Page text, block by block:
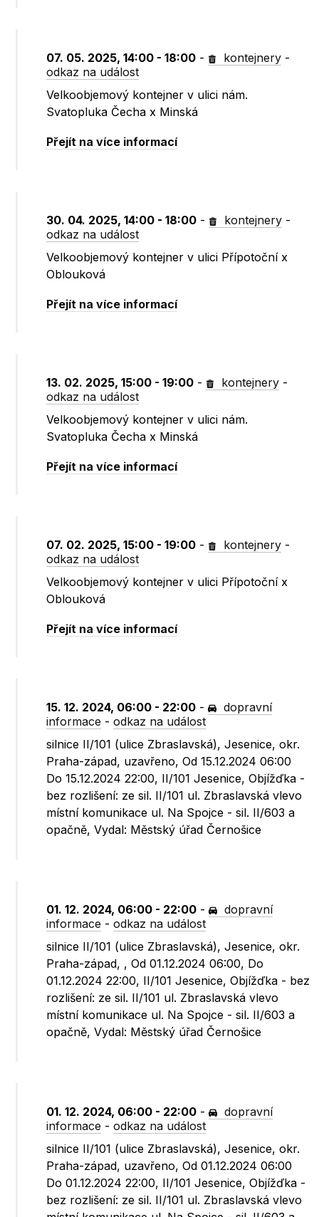
07. 05. 2025, 14:00 - 18:00 - kontejnery -
odkaz na událost
Velkoobjemový kontejner v ulici nám.
Svatopluka Čecha x Minská
Přejít na více informací
30. 04. 2025, 14:00 - 18:00 - kontejnery -
odkaz na událost
Velkoobjemový kontejner v ulici Přípotoční x
Oblouková
Přejít na více informací
13. 02. 2025, 15:00 - 19:00 - kontejnery -
odkaz na událost
Velkoobjemový kontejner v ulici nám.
Svatopluka Čecha x Minská
Přejít na více informací
07. 02. 2025, 15:00 - 19:00 - kontejnery -
odkaz na událost
Velkoobjemový kontejner v ulici Přípotoční x
Oblouková
Přejít na více informací
15. 12. 2024, 06:00 - 22:00 -
dopravní
informace -odkaz na událost
silnice II/101 (ulice Zbraslavská), Jesenice, okr.
Praha-západ, uzavřeno, Od 15.12.2024 06:00
Do 15.12.2024 22:00, II/101 Jesenice, Objížďka -
bez rozlišení: ze sil. II/101 ul. Zbraslavská vlevo
místní komunikace ul. Na Spojce - sil. II/603 a
opačně, Vydal: Městský úřad Černošice
01. 12. 2024, 06:00 - 22:00 -
dopravní
informace -odkaz na událost
silnice II/101 (ulice Zbraslavská), Jesenice, okr.
Praha-západ, , Od 01.12.2024 06:00, Do
01.12.2024 22:00, II/101 Jesenice, Objížďka - bez
rozlišení: ze sil. II/101 ul. Zbraslavská vlevo
místní komunikace ul. Na Spojce - sil. II/603 a
opačně, Vydal: Městský úřad Černošice
01. 12. 2024, 06:00 - 22:00 -
dopravní
informace -odkaz na událost
silnice II/101 (ulice Zbraslavská), Jesenice, okr.
Praha-západ, uzavřeno, Od 01.12.2024 06:00
Do 01.12.2024 22:00, II/101 Jesenice, Objížďka -
bez rozlišení: ze sil. II/101 ul. Zbraslavská vlevo